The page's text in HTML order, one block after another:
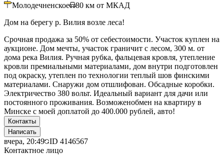
Молодечненское 80 км от МКАД
Дом на берегу р. Вилия возле леса!
Срочная продажа за 50% от себестоимости. Участок куплен на
аукционе. Дом мечты, участок граничит с лесом, 300 м. от
дома река Вилия. Ручная рубка, фальцевая кровля, утепление
кровли премиальными материалами, дом внутри подготовлен
под окраску, утеплен по технологии теплый шов финскими
материалами. Снаружи дом отшлифован. Обсадные коробки.
Электричество 380 вольт. Идеальный вариант для дачи или
постоянного проживания. Возможенобмен на квартиру в
Минске с моей доплатой до 400.000 рублей, авто!
Контакты
Написать
вчера, 20:49 ID 4146567
Контактное лицо